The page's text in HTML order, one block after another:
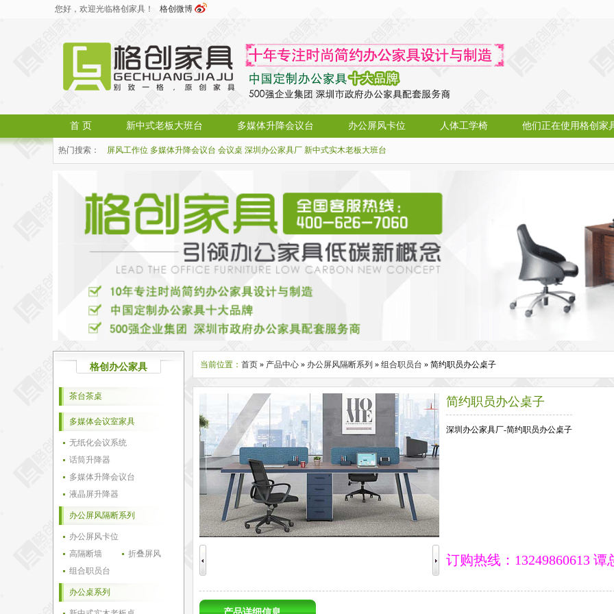
您好，欢迎光临格创家具！ 格创微博
首 页 新中式老板大班台 多媒体升降会议台 办公屏风卡位 人体工学椅 他们正在使用格创家
热门搜索： 屏风工作位 多媒体升降会议台 会议桌 深圳办公家具厂 新中式实木老板大班台
格创办公家具
茶台茶桌
多媒体会议室家具
无纸化会议系统
话筒升降器
多媒体升降会议台
液晶屏升降器
办公屏风隔断系列
办公屏风卡位
高隔断墙
折叠屏风
组合职员台
办公桌系列
当前位置： 首页 » 产品中心 » 办公屏风隔断系列 » 组合职员台 » 简约职员办公桌子
简约职员办公桌子
深圳办公家具厂-简约职员办公桌子
订购热线：13249860613 谭